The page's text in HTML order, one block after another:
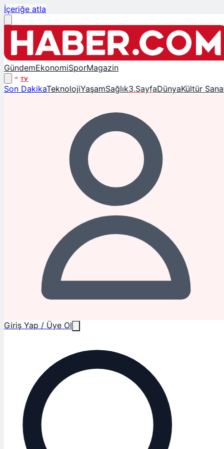
İçeriğe atla
GündemEkonomiSporMagazin
TV
Son DakikaTeknolojiYaşamSağlık3.SayfaDünyaKültür
Giriş Yap / Üye Ol